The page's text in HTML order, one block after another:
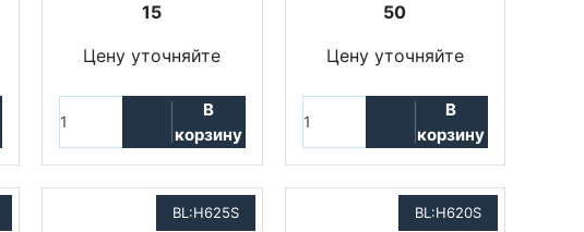
15
Цену уточняйте
В
корзину
50
Цену уточняйте
В
корзину
BL:H625S BL:H620S